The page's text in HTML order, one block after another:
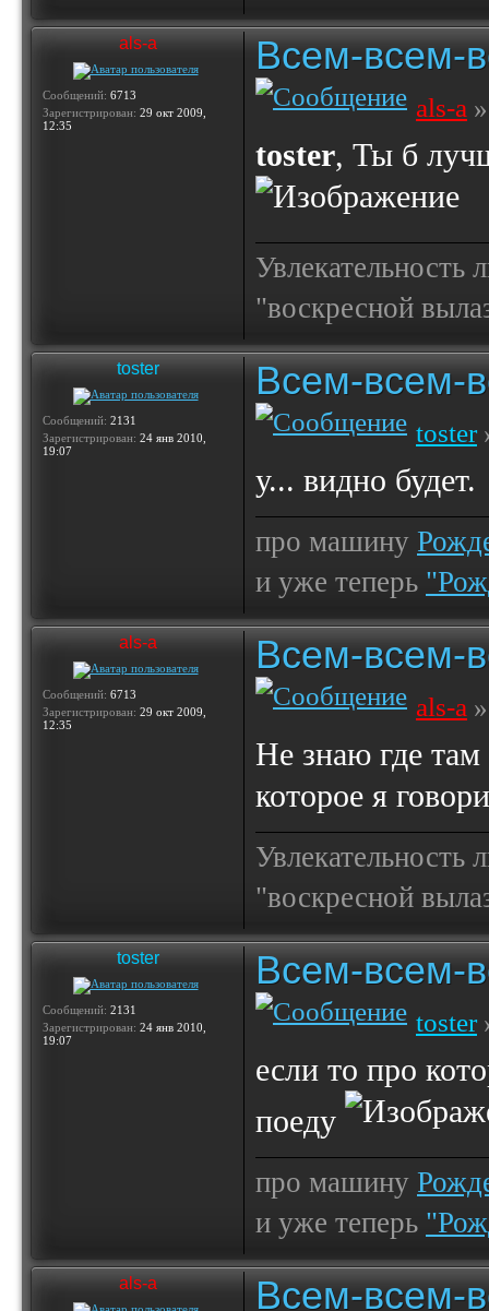
als-a
Сообщений: 6713
Зарегистрирован: 29 окт 2009,
12:35
Всем-всем-
als-a
toster, Ты б
Увлекательность
"воскресной
toster
Сообщений: 2131
Зарегистрирован: 24 янв 2010,
19:07
Всем-всем-
toster
у... видно будет.
про машину
и уже теперь
als-a
Сообщений: 6713
Зарегистрирован: 29 окт 2009,
12:35
Всем-всем-
als-a
Не знаю где там
которое я
Увлекательность
"воскресной
toster
Сообщений: 2131
Зарегистрирован: 24 янв 2010,
19:07
Всем-всем-
toster
если то про
поеду
про машину
и уже теперь
als-a Всем-всем-